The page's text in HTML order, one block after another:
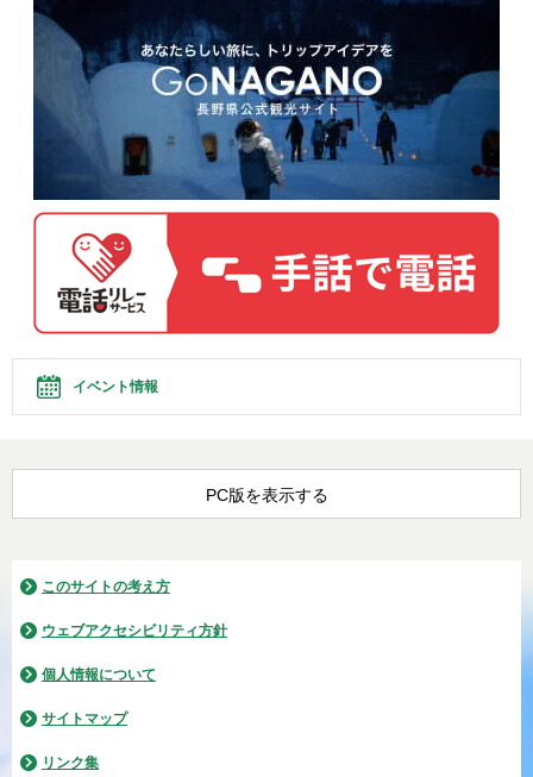
イベント情報
PC版を表示する
このサイトの考え方
ウェブアクセシビリティ方針
個人情報について
サイトマップ
リンク集